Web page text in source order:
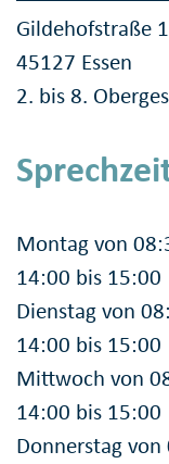
Gildehofstraße
45127 Essen
2. bis 8.
Montag von
14:00 bis 15:00
Dienstag von
14:00 bis 15:00
Mittwoch von
14:00 bis 15:00
Donnerstag